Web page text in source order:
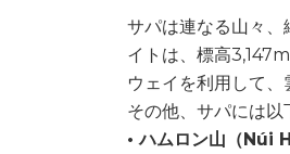
サパは連なる山々
イトは、標高
ウェイを利用して、
その他、サパには以
• ハムロン山（Núi